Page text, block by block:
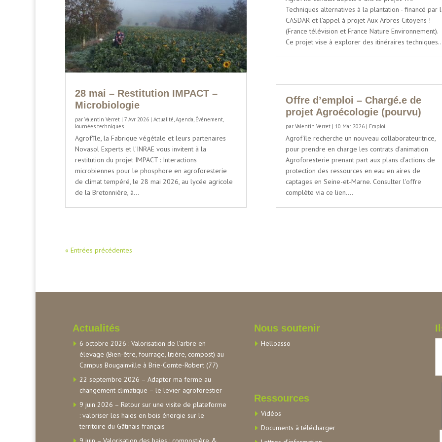
28 mai – Restitution IMPACT –
Microbiologie
par Valentin Verret | 7 Avr 2026 | Actualité Agenda Événement
Journées techniques
Agrof'île, la Fabrique végétale et leurs partenaires
Novasol Experts et l'INRAE vous invitent à la
restitution du projet IMPACT : Interactions
microbiennes pour le phosphore en agroforesterie
de climat tempéré, le 28 mai 2026, au lycée agricole
de la Bretonnière, à...
Techniques alternatives à la plantation - financé par
CASDAR et l'appel à projet Aux Arbres Citoyens !
(France télévision et France Nature Environnement).
Ce projet vise à explorer des itinéraires
Offre d’emploi – Chargé.e de
projet Agroécologie (pourvu)
parValentin Verret | 10 Mar 2026 | Emploi
Agrof'île recherche un nouveau collaborateur.trice,
pour prendre en charge les contrats d'animation
Agroforesterie prenant part aux plans d'actions de
protection des ressources en eau en aires de
captages en Seine-et-Marne. Consulter l'offre
complète via ce lien....
« Entrées précédentes
Actualités
6 octobre 2026 : Valorisation de l’arbre en
élevage (Bien-être, fourrage, litière, compost) au
Campus Bougainville à Brie-Comte-Robert (77)
22 septembre 2026 – Adapter ma ferme au
changement climatique – le levier agroforestier
9 juin 2026 – Retour sur une visite de plateforme
: valoriser les haies en bois énergie sur le
territoire du Gâtinais français
Nous soutenir
Helloasso
Ressources
Vidéos
Documents à télécharger